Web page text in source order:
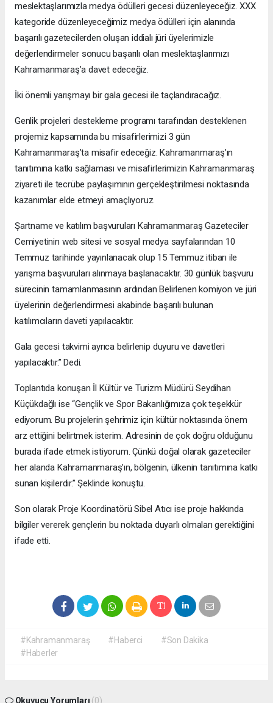
meslektaşlarımızla medya ödülleri gecesi düzenleyeceğiz. XXX
kategoride düzenleyeceğimiz medya ödülleri için alanında
başarılı gazetecilerden oluşan iddialı jüri üyelerimizle
değerlendirmeler sonucu başarılı olan meslektaşlarımızı
Kahramanmaraş’a davet edeceğiz.
İki önemli yarışmayı bir gala gecesi ile taçlandıracağız.
Genlik projeleri destekleme programı tarafından desteklenen
projemiz kapsamında bu misafirlerimizi 3 gün
Kahramanmaraş’ta misafir edeceğiz. Kahramanmaraş’ın
tanıtımına katkı sağlaması ve misafirlerimizin Kahramanmaraş
ziyareti ile tecrübe paylaşımının gerçekleştirilmesi noktasında
kazanımlar elde etmeyi amaçlıyoruz.
Şartname ve katılım başvuruları Kahramanmaraş Gazeteciler
Cemiyetinin web sitesi ve sosyal medya sayfalarından 10
Temmuz tarihinde yayınlanacak olup 15 Temmuz itibarı ile
yarışma başvuruları alınmaya başlanacaktır. 30 günlük başvuru
sürecinin tamamlanmasının ardından Belirlenen komiyon ve jüri
üyelerinin değerlendirmesi akabinde başarılı bulunan
katılımcıların daveti yapılacaktır.
Gala gecesi takvimi ayrıca belirlenip duyuru ve davetleri
yapılacaktır.” Dedi.
Toplantıda konuşan İl Kültür ve Turizm Müdürü Seydihan
Küçükdağlı ise “Gençlik ve Spor Bakanlığımıza çok teşekkür
ediyorum. Bu projelerin şehrimiz için kültür noktasında önem
arz ettiğini belirtmek isterim. Adresinin de çok doğru olduğunu
burada ifade etmek istiyorum. Çünkü doğal olarak gazeteciler
her alanda Kahramanmaraş’ın, bölgenin, ülkenin tanıtımına katkı
sunan kişilerdir.” Şeklinde konuştu.
Son olarak Proje Koordinatörü Sibel Atıcı ise proje hakkında
bilgiler vererek gençlerin bu noktada duyarlı olmaları gerektiğini
ifade etti.
#Kahramanmaraş #Haberci
#Son Dakika
#Haberler
Okuyucu Yorumları (0)